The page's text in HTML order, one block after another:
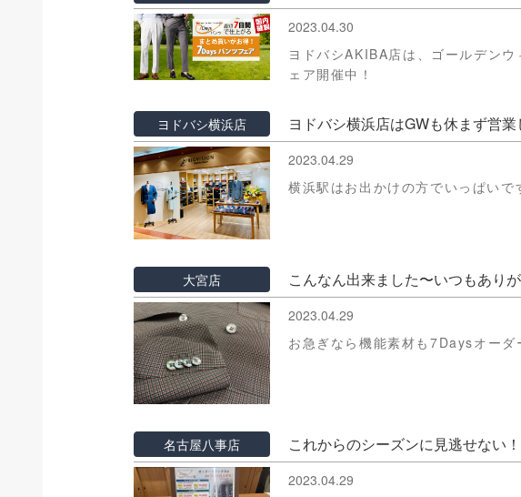
2023.04.30
ヨドバシAKIBA店は、ゴールデン
ェア開催中！
ヨドバシ横浜店 ヨドバシ横浜店はGWも休まず営
2023.04.29
横浜駅はお出かけの方でいっぱいで
大宮店 こんなん出来ました〜いつもあり
2023.04.29
お急ぎなら機能素材も7Daysオーダ
名古屋八事店 これからのシーズンに見逃せない！
2023.04.29